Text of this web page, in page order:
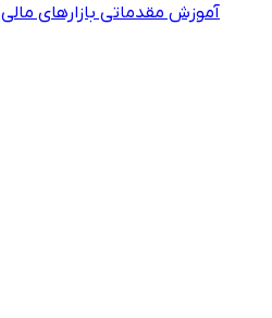
آموزش مقدماتی بازارهای مالی